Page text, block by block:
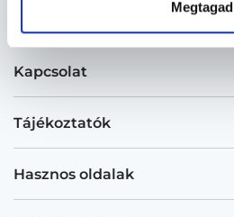
Megtagad
Kapcsolat
Tájékoztatók
Hasznos oldalak